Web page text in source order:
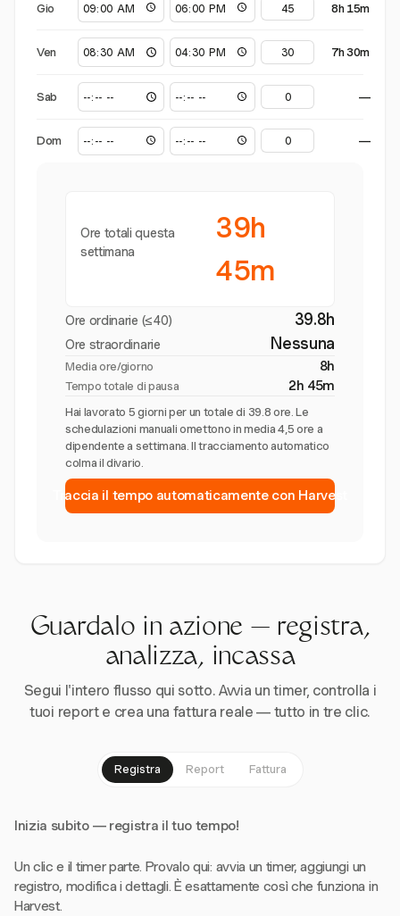
Gio 8h 15m
Ven 7h 30m
Sab —
Dom —
Ore totali questa
settimana
39h
45m
Ore ordinarie (≤40) 39.8h
Ore straordinarie Nessuna
Media ore/giorno 8h
Tempo totale di pausa 2h 45m
Hai lavorato 5 giorni per un totale di 39.8 ore. Le
schedulazioni manuali omettono in media 4,5 ore a
dipendente a settimana. Il tracciamento automatico
colma il divario.
Traccia il tempo automaticamente con Harvest
Guardalo in azione — registra,
analizza, incassa
Segui l'intero flusso qui sotto. Avvia un timer, controlla i
tuoi report e crea una fattura reale — tutto in tre clic.
Registra Report Fattura
Inizia subito — registra il tuo tempo!
Un clic e il timer parte. Provalo qui: avvia un timer, aggiungi un
registro, modifica i dettagli. È esattamente così che funziona in
Harvest.